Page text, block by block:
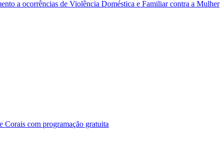
a ocorrências de Violência Doméstica e Familiar contra a Mulher
Corais com programação gratuita